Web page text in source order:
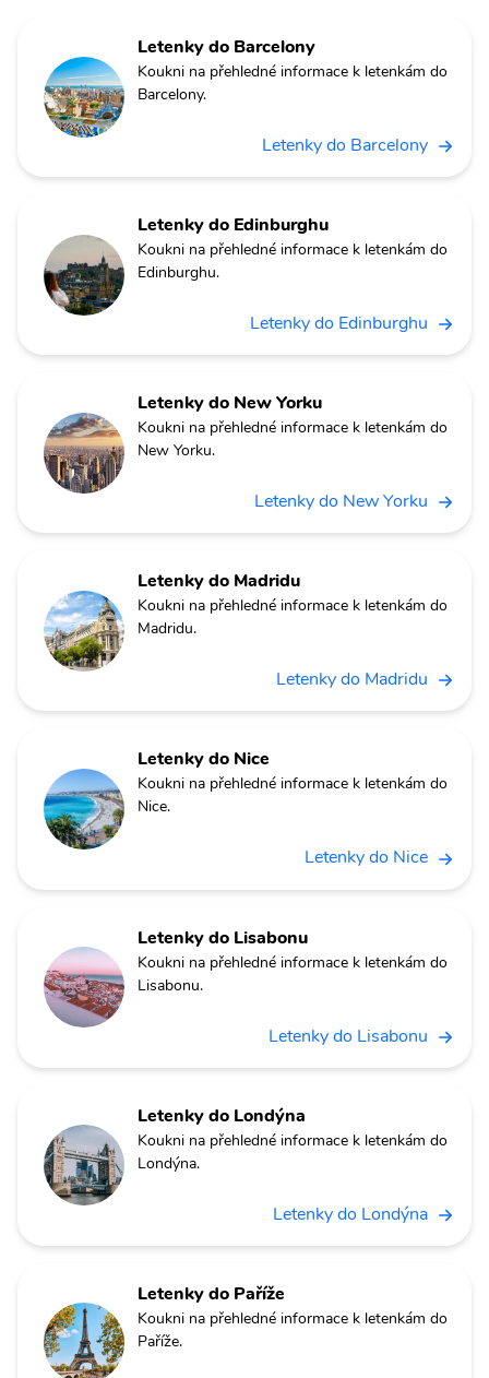
Letenky do Barcelony
Koukni na přehledné informace k letenkám do
Barcelony.
Letenky do Barcelony
Letenky do Edinburghu
Koukni na přehledné informace k letenkám do
Edinburghu.
Letenky do Edinburghu
Letenky do New Yorku
Koukni na přehledné informace k letenkám do
New Yorku.
Letenky do New Yorku
Letenky do Madridu
Koukni na přehledné informace k letenkám do
Madridu.
Letenky do Madridu
Letenky do Nice
Koukni na přehledné informace k letenkám do
Nice.
Letenky do Nice
Letenky do Lisabonu
Koukni na přehledné informace k letenkám do
Lisabonu.
Letenky do Lisabonu
Letenky do Londýna
Koukni na přehledné informace k letenkám do
Londýna.
Letenky do Londýna
Letenky do Paříže
Koukni na přehledné informace k letenkám do
Paříže.